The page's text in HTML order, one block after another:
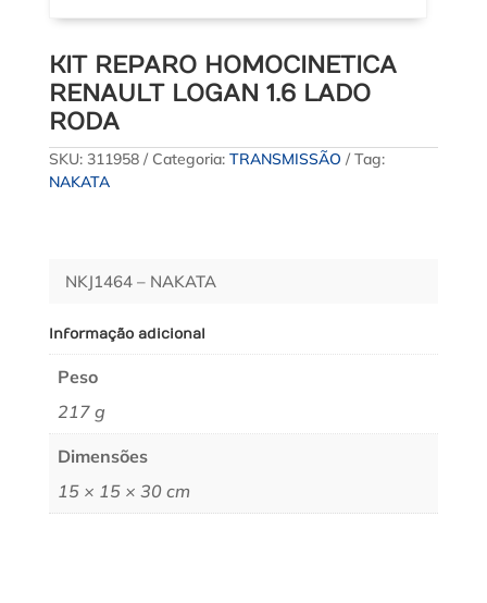
KIT REPARO HOMOCINETICA
RENAULT LOGAN 1.6 LADO
RODA
SKU: 311958 Categoria: TRANSMISSÃO
Tag:
NAKATA
NKJ1464 – NAKATA
Informação adicional
Peso
217 g
Dimensões
15 × 15 × 30 cm